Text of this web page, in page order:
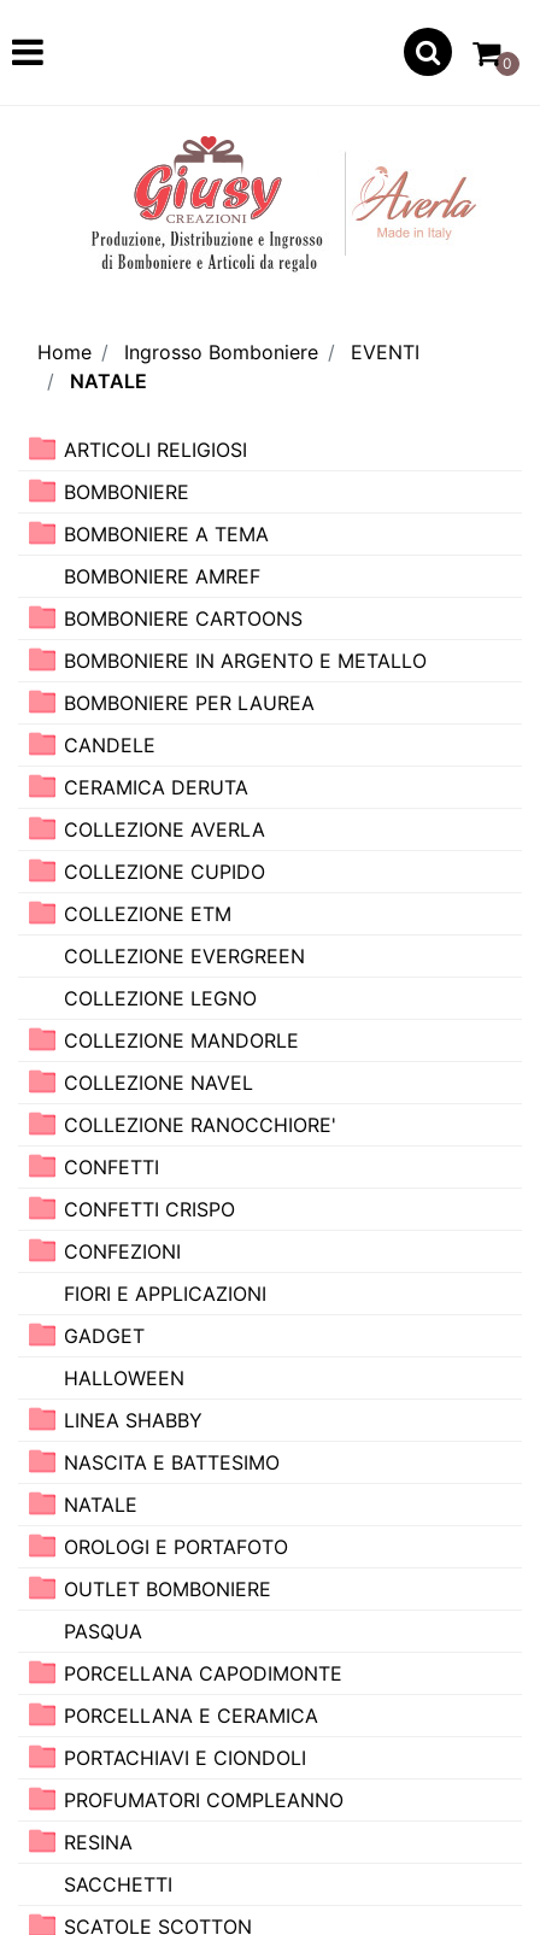
Open
0
Home Ingrosso Bomboniere
EVENTI
NATALE
ARTICOLI RELIGIOSI
BOMBONIERE
BOMBONIERE A TEMA
BOMBONIERE AMREF
BOMBONIERE CARTOONS
BOMBONIERE IN ARGENTO E METALLO
BOMBONIERE PER LAUREA
CANDELE
CERAMICA DERUTA
COLLEZIONE AVERLA
COLLEZIONE CUPIDO
COLLEZIONE ETM
COLLEZIONE EVERGREEN
COLLEZIONE LEGNO
COLLEZIONE MANDORLE
COLLEZIONE NAVEL
COLLEZIONE RANOCCHIORE'
CONFETTI
CONFETTI CRISPO
CONFEZIONI
FIORI E APPLICAZIONI
GADGET
HALLOWEEN
LINEA SHABBY
NASCITA E BATTESIMO
NATALE
OROLOGI E PORTAFOTO
OUTLET BOMBONIERE
PASQUA
PORCELLANA CAPODIMONTE
PORCELLANA E CERAMICA
PORTACHIAVI E CIONDOLI
PROFUMATORI COMPLEANNO
RESINA
SACCHETTI
SCATOLE SCOTTON